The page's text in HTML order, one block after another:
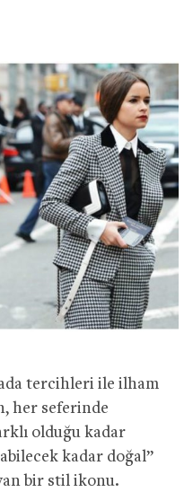
tercihleri ile ilham
her seferinde
olduğu kadar
kadar doğal’’
bir stil ikonu.